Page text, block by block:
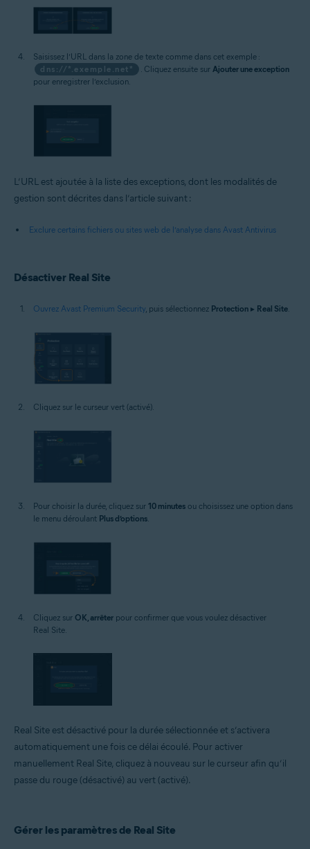
Saisissez l’URL dans la zone de texte comme dans cet exemple :
dns://*.exemple.net*
. Cliquez ensuite sur Ajouter une exception
pour enregistrer l’exclusion.
L’URL est ajoutée à la liste des exceptions, dont les modalités de
gestion sont décrites dans l’article suivant :
Exclure certains fichiers ou sites web de l’analyse dans Avast Antivirus
Désactiver Real Site
Ouvrez Avast Premium Security, puis sélectionnez Protection ▸ Real Site.
Cliquez sur le curseur vert (activé).
Pour choisir la durée, cliquez sur 10 minutes ou choisissez une option dans
le menu déroulant Plus d’options.
Cliquez sur OK, arrêter pour confirmer que vous voulez désactiver
Real Site.
Real Site est désactivé pour la durée sélectionnée et s’activera
automatiquement une fois ce délai écoulé. Pour activer
manuellement Real Site, cliquez à nouveau sur le curseur afin qu’il
passe du rouge (désactivé) au vert (activé).
Gérer les paramètres de Real Site